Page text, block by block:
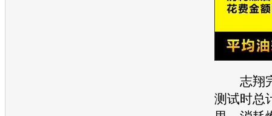
志翔
测试时总